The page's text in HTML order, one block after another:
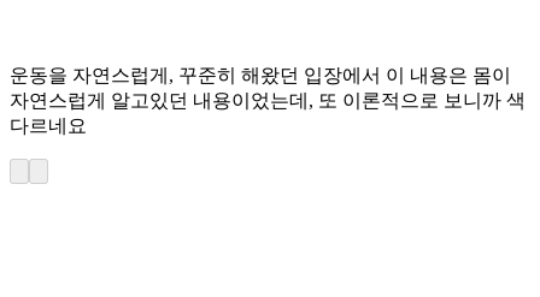
운동을 자연스럽게, 꾸준히 해왔던 입장에서 이 내용은 몸이
자연스럽게 알고있던 내용이었는데, 또 이론적으로 보니까 색
다르네요